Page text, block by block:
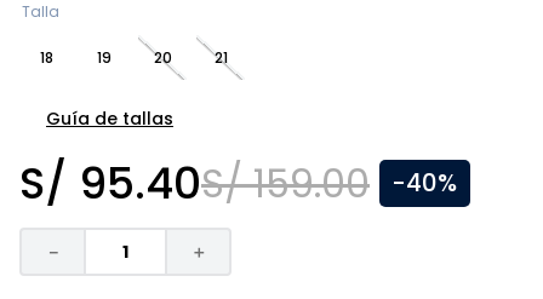
Talla
18 19 20 21
Guía de tallas
S/ 95.40S/ 159.00 -40%
＋
－
disney